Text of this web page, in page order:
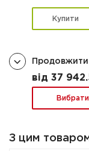
Купити
Продовжити
від 37
Вибрати
З цим